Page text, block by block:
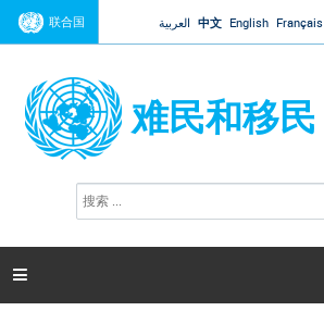
Jump to navigation
联合国 العربية 中文 English Français
难民和移民
搜
索
